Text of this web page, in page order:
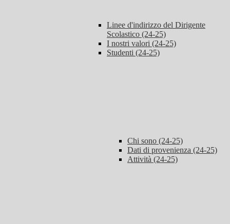
Linee d'indirizzo del Dirigente
Scolastico (24-25)
I nostri valori (24-25)
Studenti (24-25)
Chi sono (24-25)
Dati di provenienza (24-25)
Attività (24-25)